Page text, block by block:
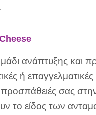
ανάπτυξης και
ή
προσπάθειές σας
το είδος των